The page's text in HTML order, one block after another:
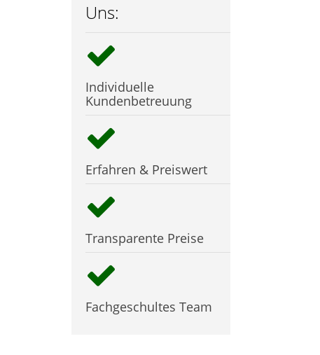
Uns:
Individuelle
Kundenbetreuung
Erfahren & Preiswert
Transparente Preise
Fachgeschultes Team